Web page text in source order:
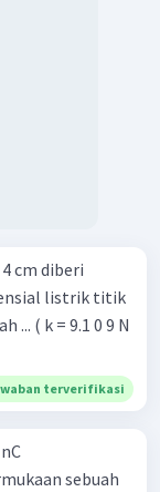
cm diberi
listrik titik
9 N
terverifikasi
sebuah